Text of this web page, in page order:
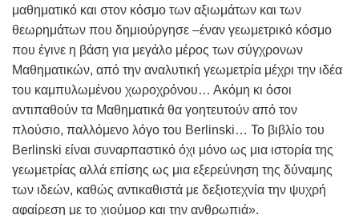
μαθηματικό και στον κόσμο των αξιωμάτων και των
θεωρημάτων που δημιούργησε –έναν γεωμετρικό κόσμο
που έγινε η βάση για μεγάλο μέρος των σύγχρονων
Μαθηματικών, από την αναλυτική γεωμετρία μέχρι την ιδέα
του καμπυλωμένου χωροχρόνου… Ακόμη κι όσοι
αντιπαθούν τα Μαθηματικά θα γοητευτούν από τον
πλούσιο, παλλόμενο λόγο του Berlinski… Το βιβλίο του
Berlinski είναι συναρπαστικό όχι μόνο ως μια ιστορία της
γεωμετρίας αλλά επίσης ως μια εξερεύνηση της δύναμης
των ιδεών, καθώς αντικαθιστά με δεξιοτεχνία την ψυχρή
αφαίρεση με το χιούμορ και την ανθρωπιά».